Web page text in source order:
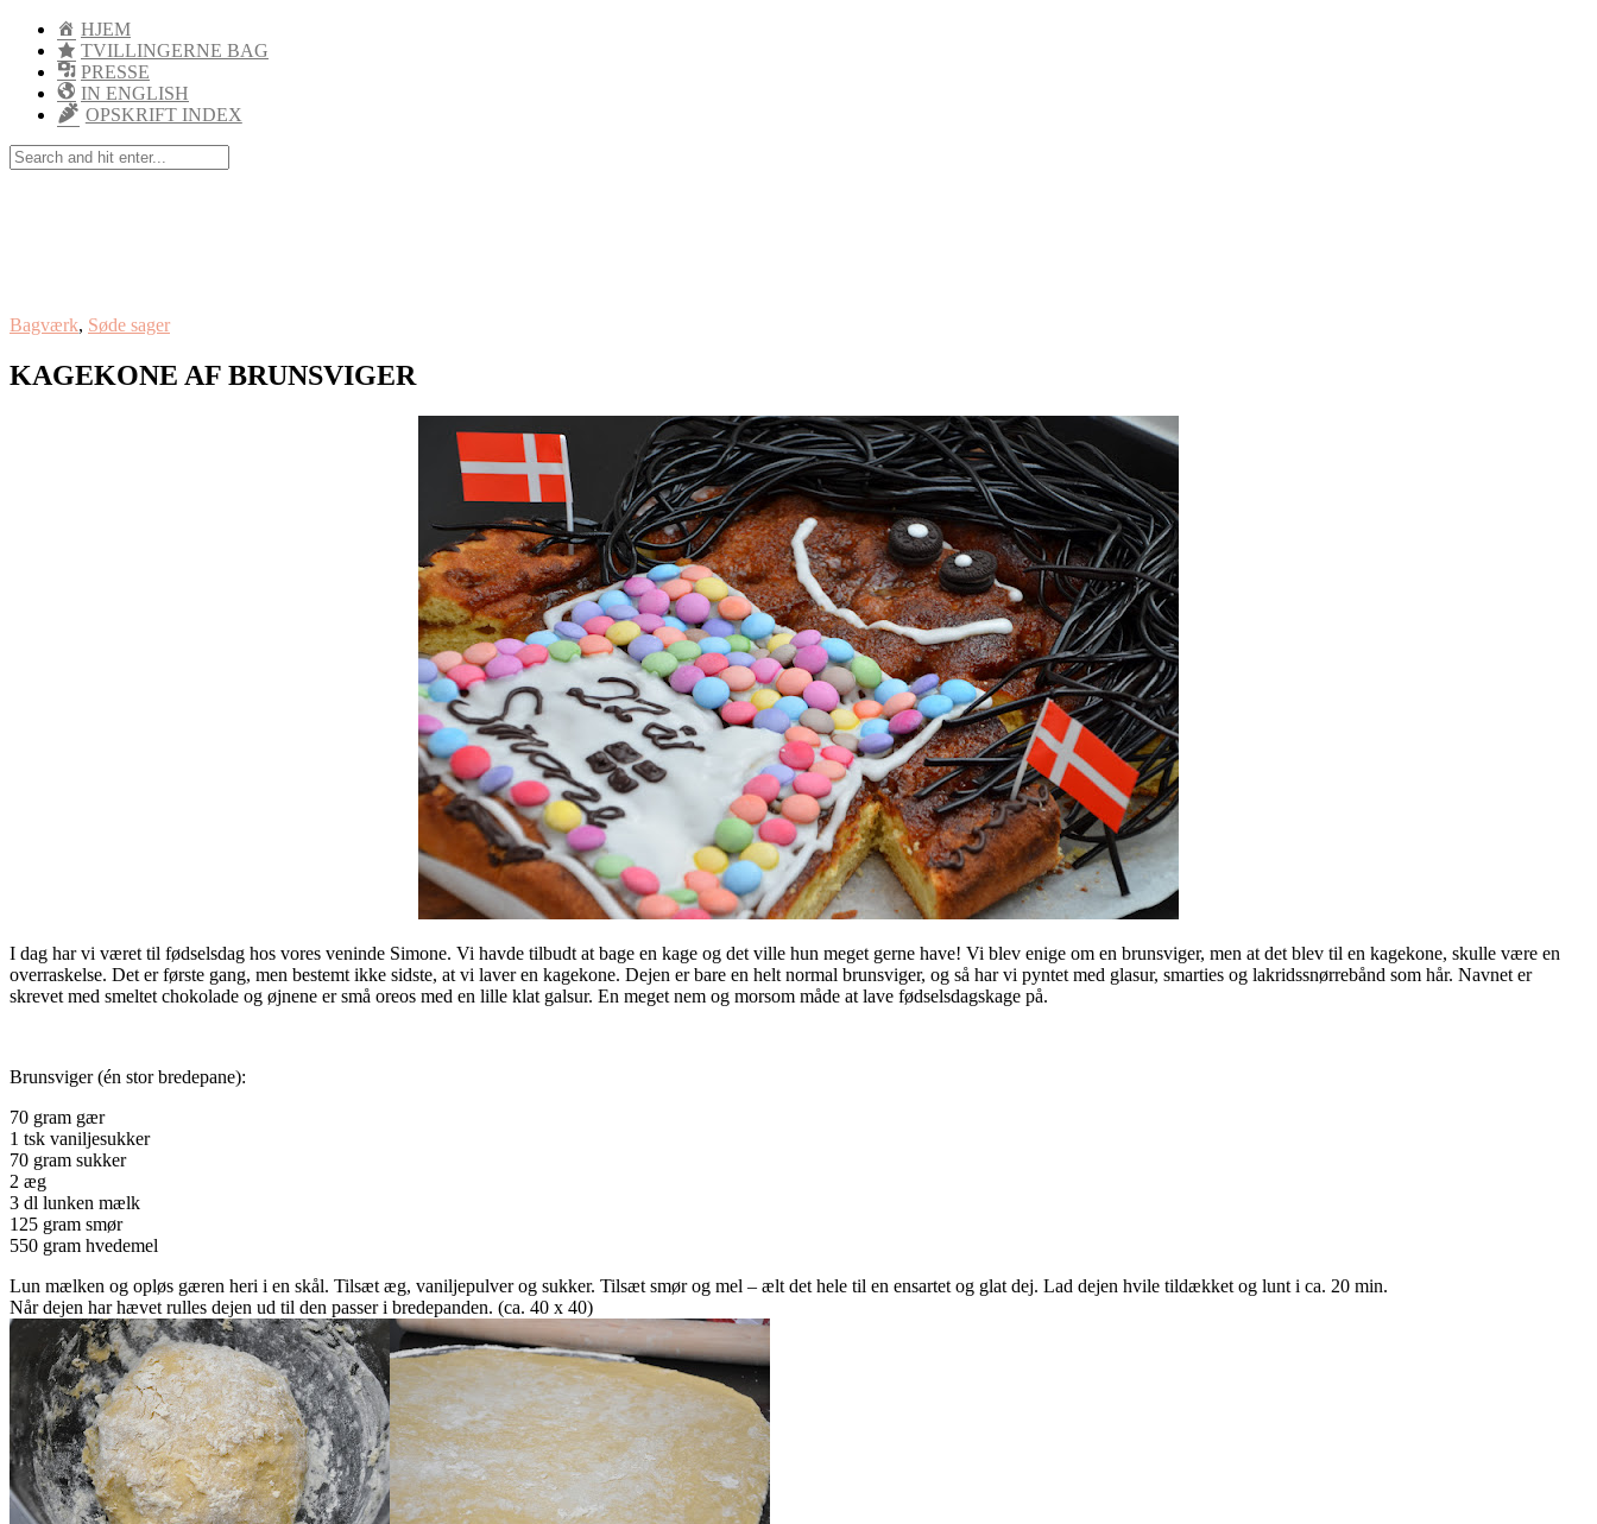
HJEM
TVILLINGERNE BAG
PRESSE
IN ENGLISH
OPSKRIFT INDEX
Bagværk, Søde sager
KAGEKONE AF BRUNSVIGER
I dag har vi været til fødselsdag hos vores veninde Simone. Vi havde tilbudt at bage en kage og det ville hun meget gerne have! Vi blev enige om en brunsviger, men at det blev til en kagekone, skulle være en
overraskelse. Det er første gang, men bestemt ikke sidste, at vi laver en kagekone. Dejen er bare en helt normal brunsviger, og så har vi pyntet med glasur, smarties og lakridssnørrebånd som hår. Navnet er
skrevet med smeltet chokolade og øjnene er små oreos med en lille klat galsur. En meget nem og morsom måde at lave fødselsdagskage på.
Brunsviger (én stor bredepane):
70 gram gær
1 tsk vaniljesukker
70 gram sukker
2 æg
3 dl lunken mælk
125 gram smør
550 gram hvedemel
Lun mælken og opløs gæren heri i en skål. Tilsæt æg, vaniljepulver og sukker. Tilsæt smør og mel – ælt det hele til en ensartet og glat dej. Lad dejen hvile tildækket og lunt i ca. 20 min.
Når dejen har hævet rulles dejen ud til den passer i bredepanden. (ca. 40 x 40)